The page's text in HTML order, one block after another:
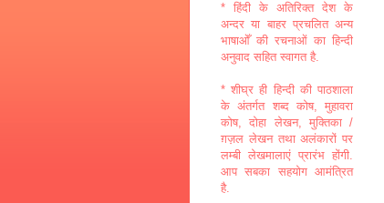
* हिंदी के अतिरिक्त देश के
अन्दर या बाहर प्रचलित अन्य
भाषाओँ की रचनाओं का हिन्दी
अनुवाद सहित स्वागत है.
* शीघ्र ही हिन्दी की पाठशाला
के अंतर्गत शब्द कोष, मुहावरा
कोष, दोहा लेखन, मुक्तिका /
ग़ज़ल लेखन तथा अलंकारों पर
लम्बी लेखमालाएं प्रारंभ होंगी.
आप सबका सहयोग आमंत्रित
है.